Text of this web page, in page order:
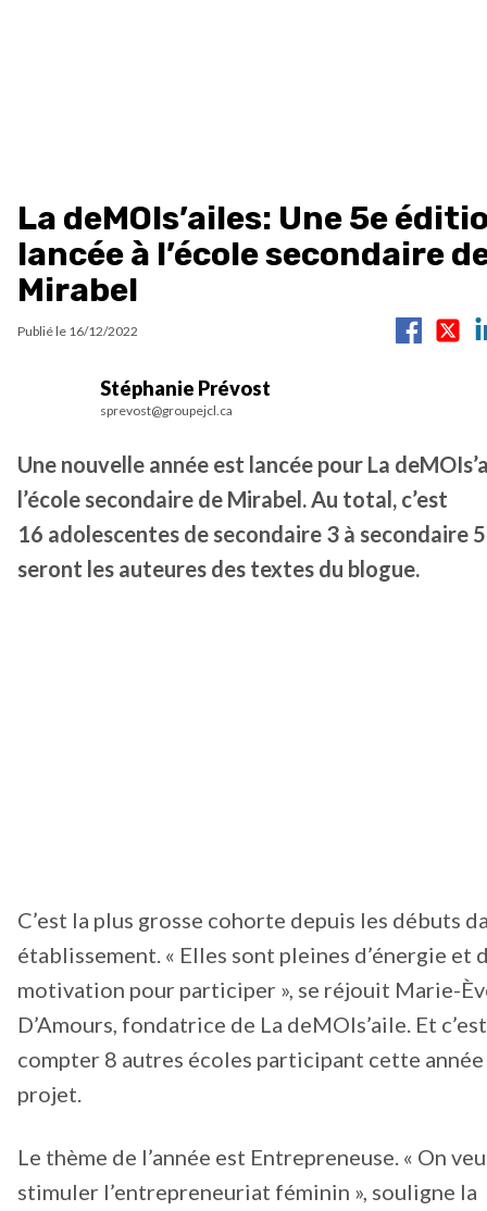
La deMOIs’ailes: Une 5e
lancée à l’école secondaire
Mirabel
Publié le 16/12/2022
Stéphanie Prévost
sprevost@groupejcl.ca
Une nouvelle année est lancée pour La
l’école secondaire de Mirabel. Au total, c’est
16 adolescentes de secondaire 3 à secondaire
seront les auteures des textes du blogue.
C’est la plus grosse cohorte depuis les débuts
établissement. « Elles sont pleines d’énergie et
motivation pour participer », se réjouit Marie-
D’Amours, fondatrice de La deMOIs’aile. Et
compter 8 autres écoles participant cette année
projet.
Le thème de l’année est Entrepreneuse. « On
stimuler l’entrepreneuriat féminin », souligne la